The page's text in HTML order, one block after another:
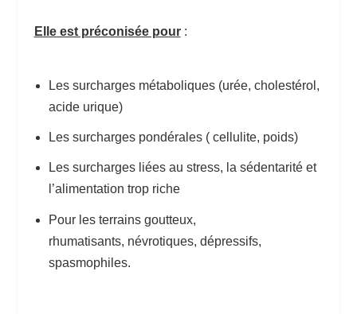
Elle est préconisée pour:
Les surcharges métaboliques (urée, cholestérol,
acide urique)
Les surcharges pondérales ( cellulite, poids)
Les surcharges liées au stress, la sédentarité et
l’alimentation trop riche
Pour les terrains goutteux,
rhumatisants, névrotiques, dépressifs,
spasmophiles.